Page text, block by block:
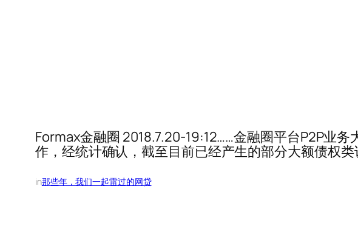
Formax金融圈 2018.7.20-19:12……金融圈平台P2P业
作，经统计确认，截至目前已经产生的部分大额债权
in那些年，我们一起雷过的网贷